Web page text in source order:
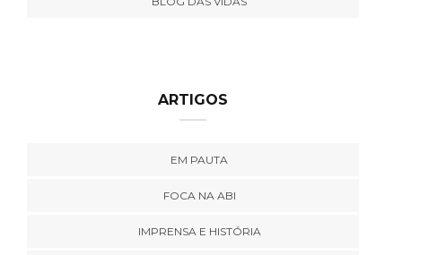
ARTIGOS
EM PAUTA
FOCA NA ABI
IMPRENSA E HISTÓRIA